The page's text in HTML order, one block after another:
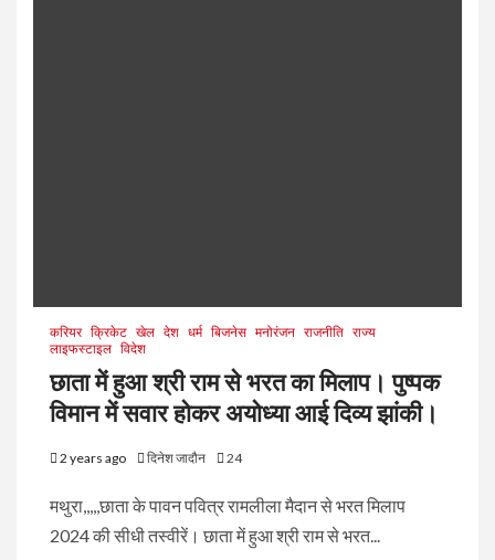
करियर क्रिकेट खेल देश धर्म बिजनेस मनोरंजन राजनीति राज्य
लाइफस्टाइल विदेश
छाता में हुआ श्री राम से भरत का मिलाप। पुष्पक
विमान में सवार होकर अयोध्या आई दिव्य झांकी।
2 years ago दिनेश जादौन 24
मथुरा,,,,,छाता के पावन पवित्र रामलीला मैदान से भरत मिलाप
2024 की सीधी तस्वीरें। छाता में हुआ श्री राम से भरत...